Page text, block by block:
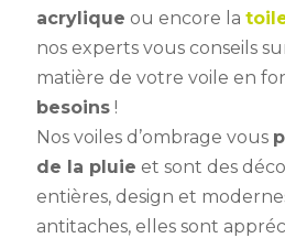
acrylique ou encore la
nos experts vous conseils
matière de votre voile en
besoins !
Nos voiles d’ombrage vous
de la pluie et sont des
entières, design et
antitaches, elles sont